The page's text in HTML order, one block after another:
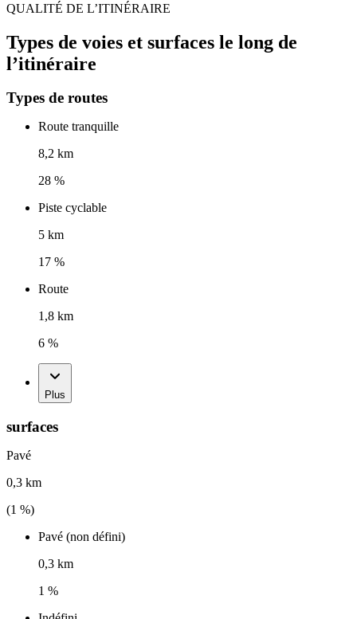
QUALITÉ DE L’ITINÉRAIRE
Types de voies et surfaces le long de
l’itinéraire
Types de routes
Route tranquille
8,2 km
28 %
Piste cyclable
5 km
17 %
Route
1,8 km
6 %
Plus
surfaces
Pavé
0,3 km
(1 %)
Pavé (non défini)
0,3 km
1 %